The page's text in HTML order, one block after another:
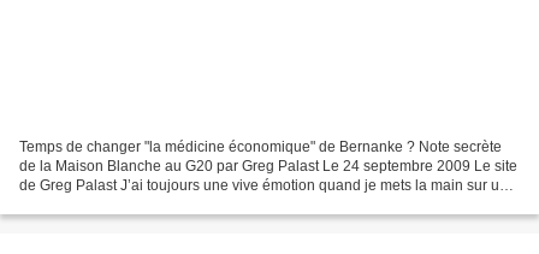
Temps de changer "la médicine économique" de Bernanke ? Note secrète
de la Maison Blanche au G20 par Greg Palast Le 24 septembre 2009 Le site
de Greg Palast J’ai toujours une vive émotion quand je mets la main sur une